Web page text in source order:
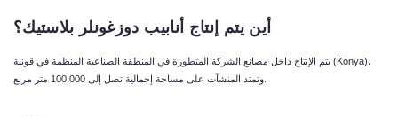
أين يتم إنتاج أنابيب دوزغونلر بلاستيك؟
يتم الإنتاج داخل مصانع الشركة المتطورة في المنطقة الصناعية المنظمة في قونية (Konya)،